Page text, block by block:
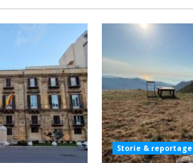
Storie & reportage